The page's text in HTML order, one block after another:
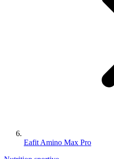
Eafit Amino Max Pro